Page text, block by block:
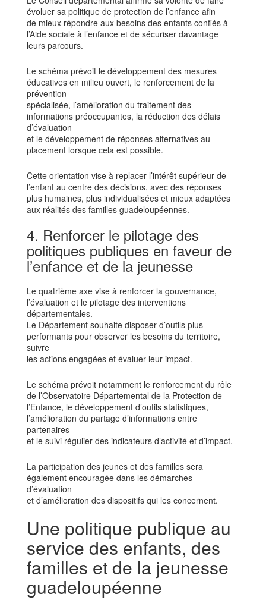
évoluer sa politique de protection de l’enfance afin
de mieux répondre aux besoins des enfants confiés à
l’Aide sociale à l’enfance et de sécuriser davantage
leurs parcours.
Le schéma prévoit le développement des mesures
éducatives en milieu ouvert, le renforcement de la
prévention
spécialisée, l’amélioration du traitement des
informations préoccupantes, la réduction des délais
d’évaluation
et le développement de réponses alternatives au
placement lorsque cela est possible.
Cette orientation vise à replacer l’intérêt supérieur de
l’enfant au centre des décisions, avec des réponses
plus humaines, plus individualisées et mieux adaptées
aux réalités des familles guadeloupéennes.
4. Renforcer le pilotage des
politiques publiques en faveur de
l’enfance et de la jeunesse
Le quatrième axe vise à renforcer la gouvernance,
l’évaluation et le pilotage des interventions
départementales.
Le Département souhaite disposer d’outils plus
performants pour observer les besoins du territoire,
suivre
les actions engagées et évaluer leur impact.
Le schéma prévoit notamment le renforcement du rôle
de l’Observatoire Départemental de la Protection de
l’Enfance, le développement d’outils statistiques,
l’amélioration du partage d’informations entre
partenaires
et le suivi régulier des indicateurs d’activité et d’impact.
La participation des jeunes et des familles sera
également encouragée dans les démarches
d’évaluation
et d’amélioration des dispositifs qui les concernent.
Une politique publique au
service des enfants, des
familles et de la jeunesse
guadeloupéenne